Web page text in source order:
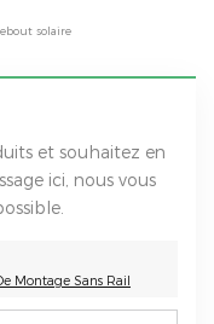
solaire
et souhaitez en
ici, nous vous
Montage Sans Rail